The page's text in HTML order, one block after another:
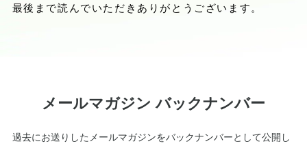
最後まで読んでいただきありがとうございます。
メールマガジン バックナンバー
過去にお送りしたメールマガジンをバックナンバーとして公開し